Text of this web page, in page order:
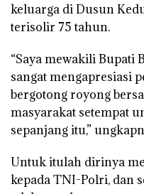
keluarga di Dusun
terisolir 75 tahun.
“Saya mewakili Bupati
sangat mengapresiasi
bergotong royong
masyarakat setempat
sepanjang itu,”
Untuk itulah dirinya
kepada TNI-Polri, dan